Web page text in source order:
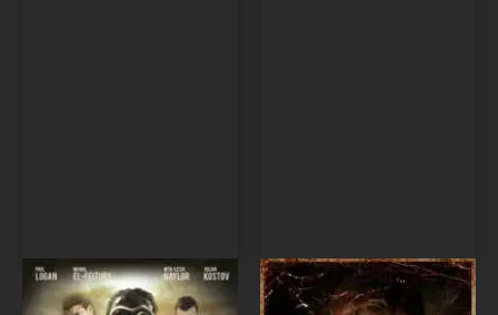
Красный код Нежить